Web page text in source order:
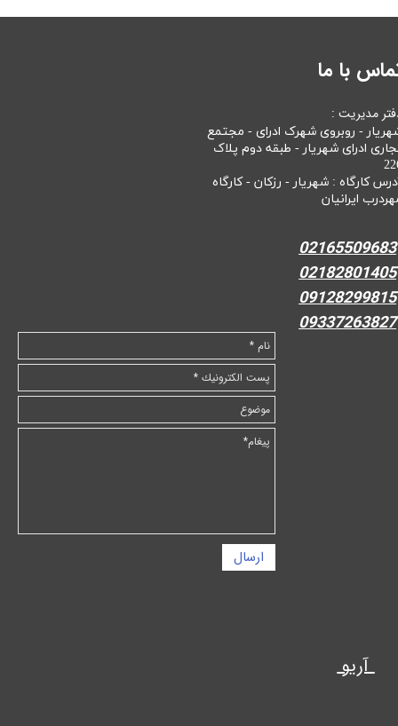
ارسال
با ما
مدیریت :
- روبروی شهرک ادرای - مجتمع
ادرای شهریار - طبقه دوم پلاک
کارگاه : شهریار - رزکان - کارگاه
ایرانیان
02165509683
02182801405
09128299815
09337263827
آریو